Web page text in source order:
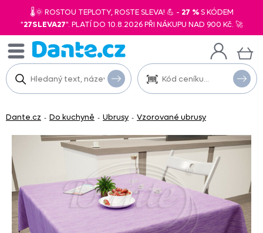
🌡️🌞 ROSTOU TEPLOTY, ROSTE SLEVA! 💪 - 27 %S KÓDEM
"27SLEVA27". PLATÍ DO 10.8.2026 PŘI NÁKUPU NAD 900 Kč. 🚀
Dante.cz - Do kuchyně - Ubrusy - Vzorované ubrusy